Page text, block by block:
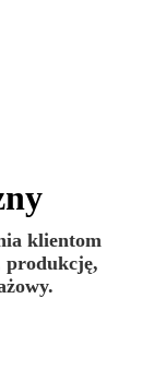
klientom
produkcję,